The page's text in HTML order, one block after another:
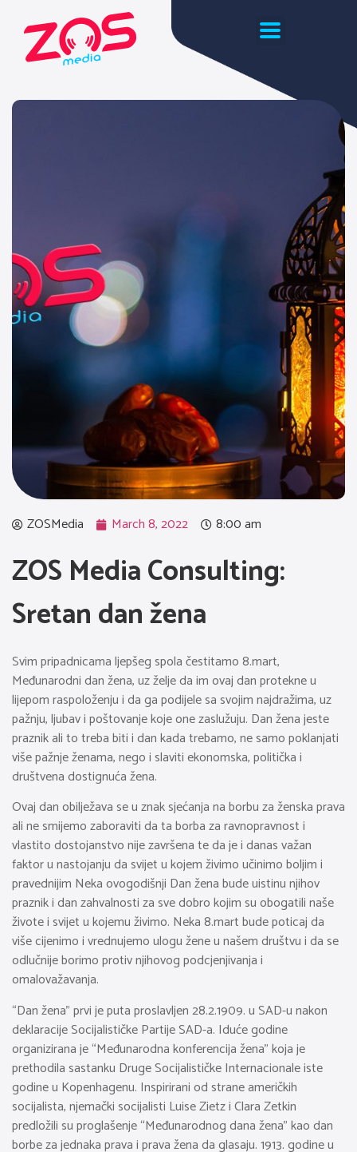
ZOSMedia March 8, 2022 8:00 am
ZOS Media Consulting:
Sretan dan žena
Svim pripadnicama ljepšeg spola čestitamo 8.mart,
Međunarodni dan žena, uz želje da im ovaj dan protekne u
lijepom raspoloženju i da ga podijele sa svojim najdražima, uz
pažnju, ljubav i poštovanje koje one zaslužuju. Dan žena jeste
praznik ali to treba biti i dan kada trebamo, ne samo poklanjati
više pažnje ženama, nego i slaviti ekonomska, politička i
društvena dostignuća žena.
Ovaj dan obilježava se u znak sjećanja na borbu za ženska prava
ali ne smijemo zaboraviti da ta borba za ravnopravnost i
vlastito dostojanstvo nije završena te da je i danas važan
faktor u nastojanju da svijet u kojem živimo učinimo boljim i
pravednijim Neka ovogodišnji Dan žena bude uistinu njihov
praznik i dan zahvalnosti za sve dobro kojim su obogatili naše
živote i svijet u kojemu živimo. Neka 8.mart bude poticaj da
više cijenimo i vrednujemo ulogu žene u našem društvu i da se
odlučnije borimo protiv njihovog podcjenjivanja i
omalovažavanja.
“Dan žena” prvi je puta proslavljen 28.2.1909. u SAD-u nakon
deklaracije Socijalističke Partije SAD-a. Iduće godine
organizirana je “Međunarodna konferencija žena” koja je
prethodila sastanku Druge Socijalističke Internacionale iste
godine u Kopenhagenu. Inspirirani od strane američkih
socijalista, njemački socijalisti Luise Zietz i Clara Zetkin
predložili su proglašenje “Međunarodnog dana žena” kao dan
borbe za jednaka prava i prava žena da glasaju. 1913. godine u